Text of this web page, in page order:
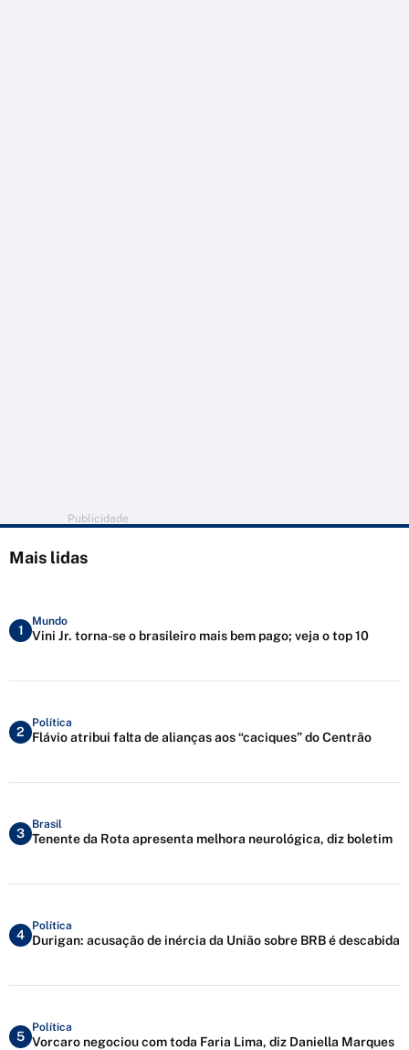
Publicidade
Mais lidas
1
Mundo
Vini Jr. torna-se o brasileiro mais bem pago; veja o top 10
2
Política
Flávio atribui falta de alianças aos “caciques” do Centrão
3
Brasil
Tenente da Rota apresenta melhora neurológica, diz boletim
4
Política
Durigan: acusação de inércia da União sobre BRB é descabida
5
Política
Vorcaro negociou com toda Faria Lima, diz Daniella Marques